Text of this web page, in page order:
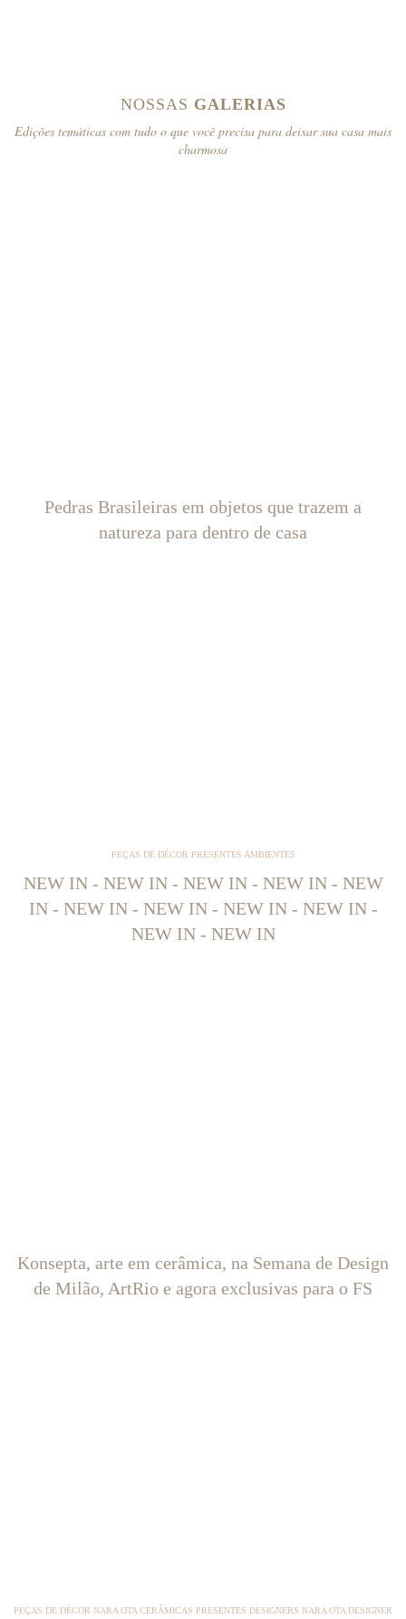
NOSSAS GALERIAS
Edições temáticas com tudo o que você precisa para deixar sua casa mais
charmosa
Pedras Brasileiras em objetos que trazem a
natureza para dentro de casa
PEÇAS DE DÉCOR PRESENTES AMBIENTES
NEW IN - NEW IN - NEW IN - NEW IN - NEW
IN - NEW IN - NEW IN - NEW IN - NEW IN -
NEW IN - NEW IN
Konsepta, arte em cerâmica, na Semana de Design
de Milão, ArtRio e agora exclusivas para o FS
PEÇAS DE DÉCOR NARA OTA CERÂMICAS PRESENTES DESIGNERS NARA OTA DESIGNER